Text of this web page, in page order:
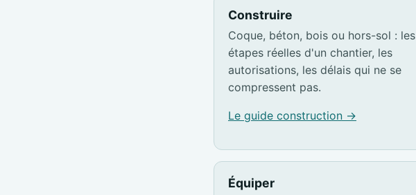
Construire
Coque, béton, bois ou hors-sol : les
étapes réelles d'un chantier, les
autorisations, les délais qui ne se
compressent pas.
Le guide construction →
Équiper